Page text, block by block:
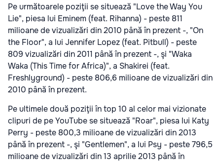
Pe următoarele poziţii se situează "Love the Way You
Lie", piesa lui Eminem (feat. Rihanna) - peste 811
milioane de vizualizări din 2010 până în prezent -, "On
the Floor", a lui Jennifer Lopez (feat. Pitbull) - peste
809 vizualizări din 2011 până în prezent -, şi "Waka
Waka (This Time for Africa)", a Shakirei (feat.
Freshlyground) - peste 806,6 milioane de vizualizări din
2010 până în prezent.
Pe ultimele două poziţii în top 10 al celor mai vizionate
clipuri de pe YouTube se situează "Roar", piesa lui Katy
Perry - peste 800,3 milioane de vizualizări din 2013
până în prezent -, şi "Gentlemen", a lui Psy - peste 796,5
milioane de vizualizări din 13 aprilie 2013 până în